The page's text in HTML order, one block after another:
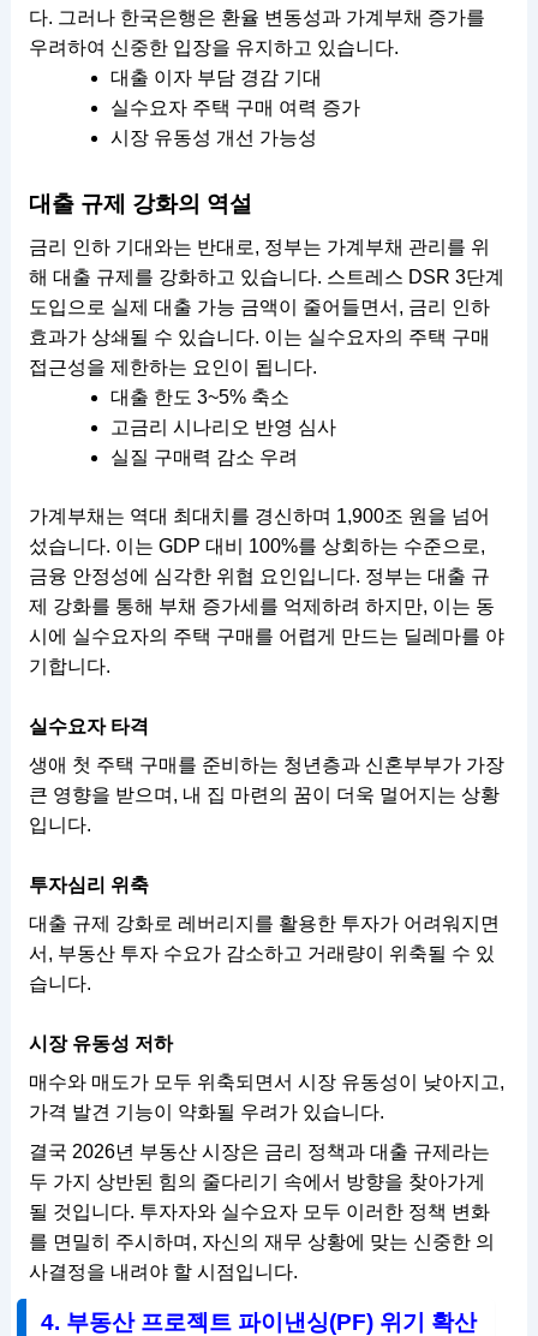
다. 그러나 한국은행은 환율 변동성과 가계부채 증가를
우려하여 신중한 입장을 유지하고 있습니다.
대출 이자 부담 경감 기대
실수요자 주택 구매 여력 증가
시장 유동성 개선 가능성
대출 규제 강화의 역설
금리 인하 기대와는 반대로, 정부는 가계부채 관리를 위
해 대출 규제를 강화하고 있습니다. 스트레스 DSR 3단계
도입으로 실제 대출 가능 금액이 줄어들면서, 금리 인하
효과가 상쇄될 수 있습니다. 이는 실수요자의 주택 구매
접근성을 제한하는 요인이 됩니다.
대출 한도 3~5% 축소
고금리 시나리오 반영 심사
실질 구매력 감소 우려
가계부채는 역대 최대치를 경신하며 1,900조 원을 넘어
섰습니다. 이는 GDP 대비 100%를 상회하는 수준으로,
금융 안정성에 심각한 위협 요인입니다. 정부는 대출 규
제 강화를 통해 부채 증가세를 억제하려 하지만, 이는 동
시에 실수요자의 주택 구매를 어렵게 만드는 딜레마를 야
기합니다.
실수요자 타격
생애 첫 주택 구매를 준비하는 청년층과 신혼부부가 가장
큰 영향을 받으며, 내 집 마련의 꿈이 더욱 멀어지는 상황
입니다.
투자심리 위축
대출 규제 강화로 레버리지를 활용한 투자가 어려워지면
서, 부동산 투자 수요가 감소하고 거래량이 위축될 수 있
습니다.
시장 유동성 저하
매수와 매도가 모두 위축되면서 시장 유동성이 낮아지고,
가격 발견 기능이 약화될 우려가 있습니다.
결국 2026년 부동산 시장은 금리 정책과 대출 규제라는
두 가지 상반된 힘의 줄다리기 속에서 방향을 찾아가게
될 것입니다. 투자자와 실수요자 모두 이러한 정책 변화
를 면밀히 주시하며, 자신의 재무 상황에 맞는 신중한 의
사결정을 내려야 할 시점입니다.
4. 부동산 프로젝트 파이낸싱(PF) 위기 확산